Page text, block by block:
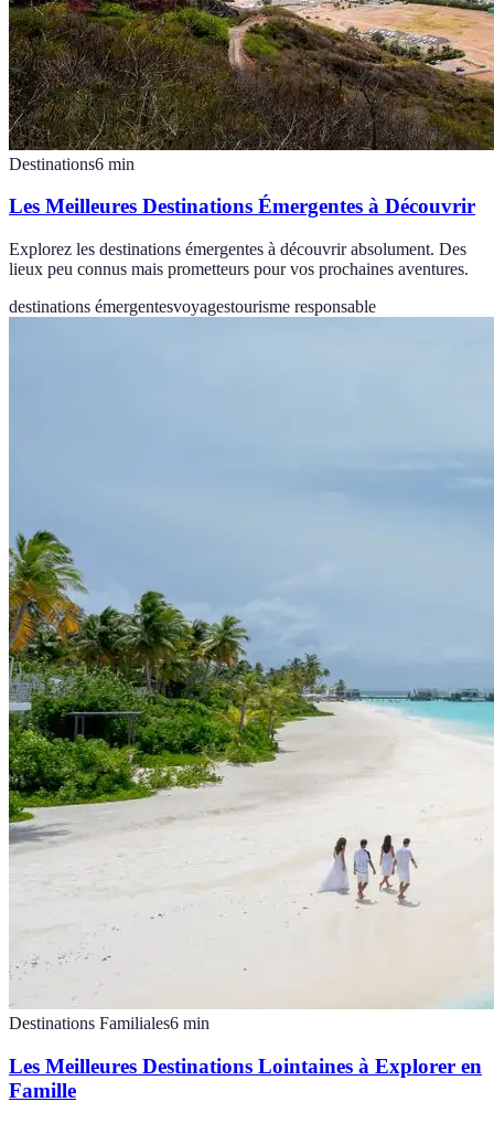
Destinations6 min
Les Meilleures Destinations Émergentes à Découvrir
Explorez les destinations émergentes à découvrir absolument. Des
lieux peu connus mais prometteurs pour vos prochaines aventures.
destinations émergentesvoyagestourisme responsable
Destinations Familiales6 min
Les Meilleures Destinations Lointaines à Explorer en
Famille